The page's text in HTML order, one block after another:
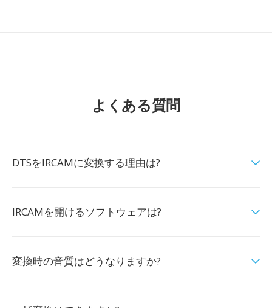
よくある質問
DTSをIRCAMに変換する理由は?
IRCAMを開けるソフトウェアは?
変換時の音質はどうなりますか?